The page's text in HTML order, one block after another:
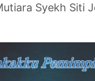
Syekh Siti